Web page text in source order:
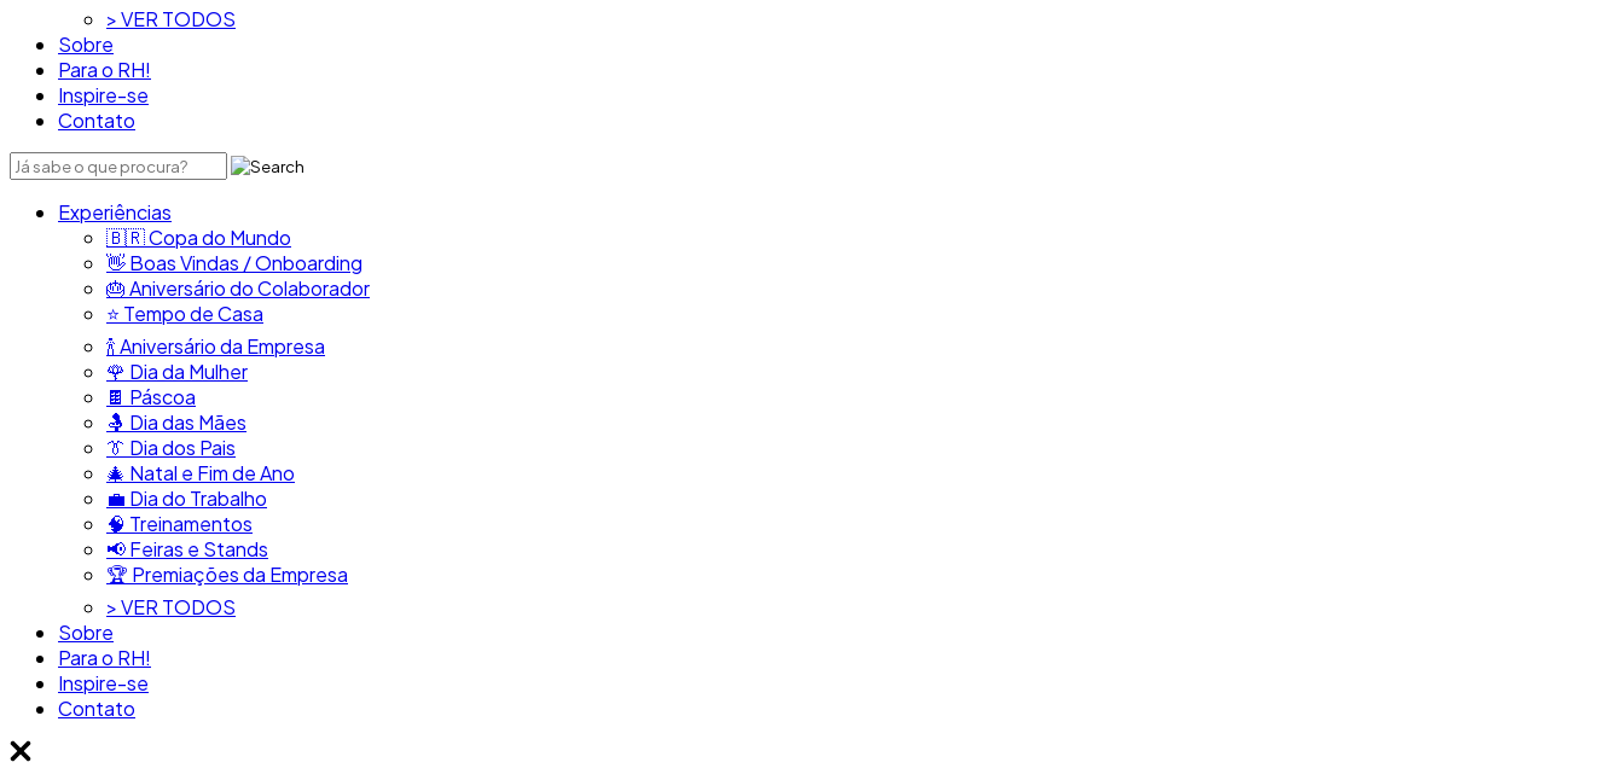
> VER TODOS
Sobre
Para o RH!
Inspire-se
Contato
Experiências
🇧🇷​ Copa do Mundo
👋​ Boas Vindas / Onboarding
🎂​ Aniversário do Colaborador
⭐​ Tempo de Casa
​🍾​ Aniversário da Empresa
🌹 Dia da Mulher
🍫​ Páscoa
🤱 Dia das Mães
👔​ Dia dos Pais
🎄 Natal e Fim de Ano
💼​ Dia do Trabalho
🧠​ Treinamentos
📢​ Feiras e Stands
🏆 Premiações da Empresa
> VER TODOS
Sobre
Para o RH!
Inspire-se
Contato